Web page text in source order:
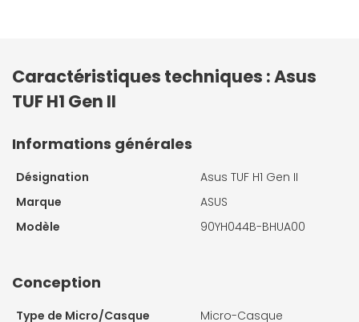
Caractéristiques techniques : Asus
TUF H1 Gen II
Informations générales
Désignation
Asus TUF H1 Gen II
Marque
ASUS
Modèle
90YH044B-BHUA00
Conception
Type de Micro/Casque
Micro-Casque